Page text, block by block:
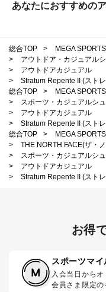
あなたにおすすめの
総合TOP > MEGA SPORTS
>
アウトドア・カジュアル
>
アウトドアカジュアル
>
Stratum Repente II (スト
総合TOP
> MEGA SPORTS
>
スポーツ・カジュアルシ
>
アウトドアカジュアル
>
Stratum Repente II (スト
総合TOP
>
MEGA SPORTS
>
THE NORTH FACE(ザ・
>
スポーツ・カジュアルシ
>
アウトドアカジュアル
>
Stratum Repente II (スト
お得
スポーツマ
入会当日から
会員さま限定の